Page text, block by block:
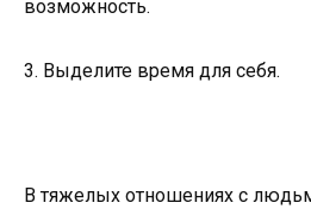
возможность.
3. Выделите время для себя.
В тяжелых отношениях с